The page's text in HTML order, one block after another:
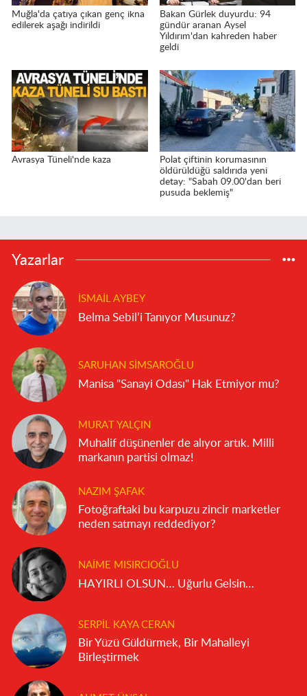
Muğla'da çatıya çıkan genç ikna
edilerek aşağı indirildi
Bakan Gürlek duyurdu: 94
gündür aranan Aysel
Yıldırım'dan kahreden haber
geldi
Avrasya Tüneli'nde kaza
Polat çiftinin korumasının
öldürüldüğü saldırıda yeni
detay: "Sabah 09.00'dan beri
pusuda beklemiş"
Yazarlar
İSMAIL AYBEY
Belma Sebil’i Tanıyor Musunuz?
SARUHAN SIMSAROĞLU
Manisa "Sanayi Odası" Hak Etmiyor mu?
MURAT YALÇIN
Muhalif düşünenler de alıyor artık. Milli
markanın partisi olmaz!
NAZIM ŞAFAK
Fotoğraftaki bu karpuzu zincir marketler
neden satmayı reddediyor?
NAIME MISIRCIOĞLU
HAYIRLI OLSUN… Uğurlu Gelsin…
SERPIL KAYA CERAN
Bir Yüzü Güldürmek, Bir Mahalleyi
Birleştirmek